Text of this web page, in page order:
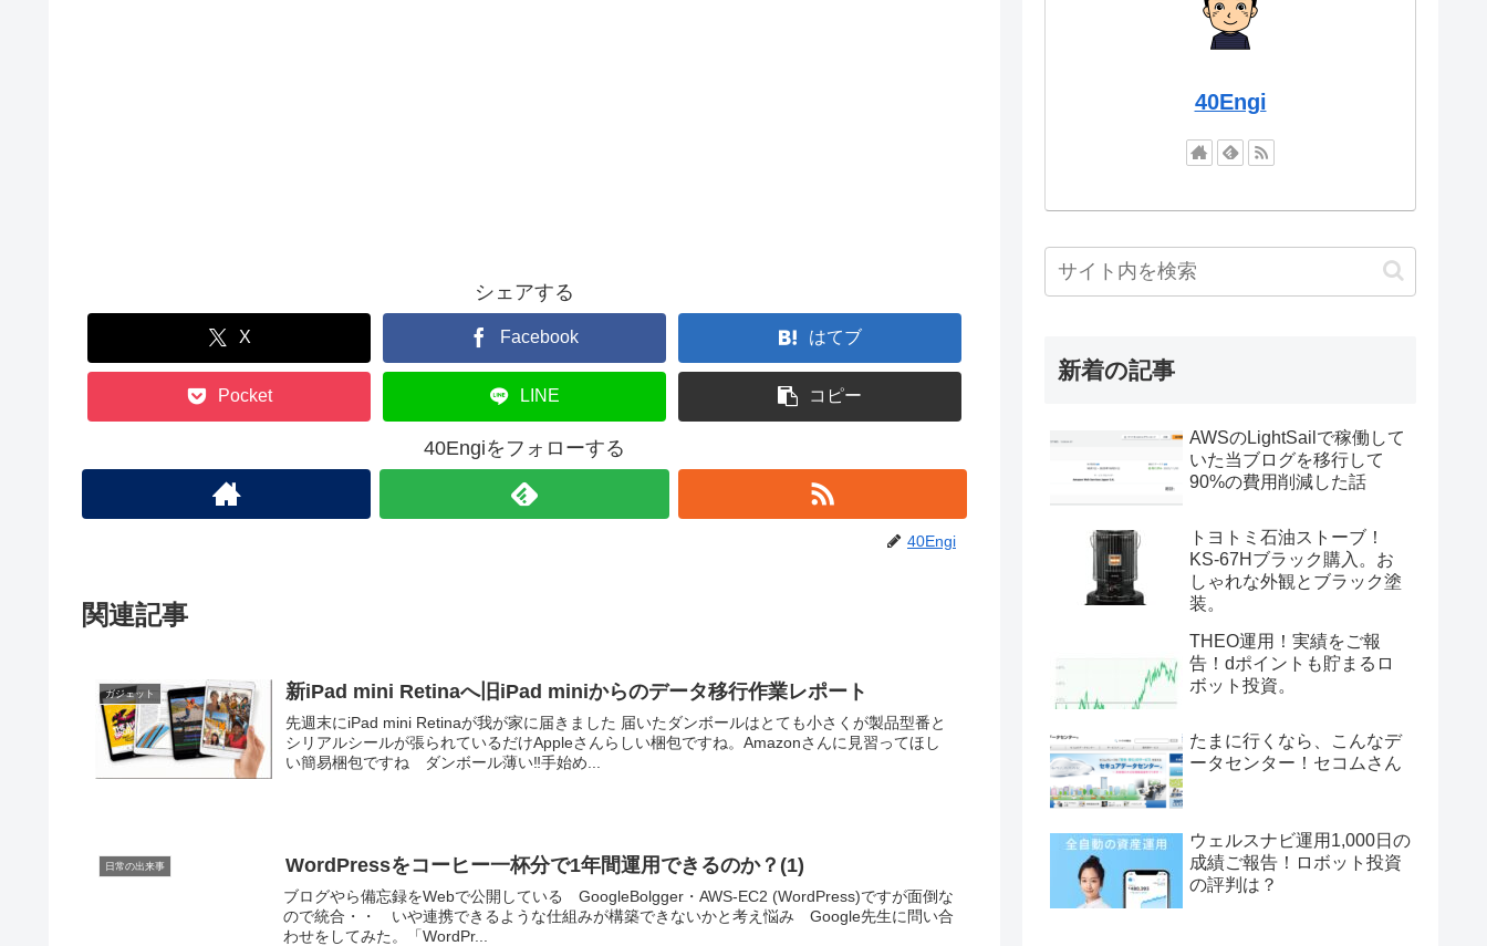
シェアする
X Facebook はてブ
Pocket LINE コピー
40Engiをフォローする
40Engi
関連記事
ガジェット 新iPad mini Retinaへ旧iPad miniからのデータ移行作業レポート
先週末にiPad mini Retinaが我が家に届きました 届いたダンボールはとても小さくが製品型番と
シリアルシールが張られているだけAppleさんらしい梱包ですね。Amazonさんに見習ってほし
い簡易梱包ですね ダンボール薄い‼︎手始め...
日常の出来事 WordPressをコーヒー一杯分で1年間運用できるのか？(1)
ブログやら備忘録をWebで公開している GoogleBolgger・AWS-EC2 (WordPress)ですが面倒な
ので統合・・ いや連携できるような仕組みが構築できないかと考え悩み Google先生に問い合
わせをしてみた。「WordPr...
40Engi
新着の記事
AWSのLightSailで稼働して
いた当ブログを移行して
90%の費用削減した話
トヨトミ石油ストーブ！
KS-67Hブラック購入。お
しゃれな外観とブラック塗
装。
THEO運用！実績をご報
告！dポイントも貯まるロ
ボット投資。
たまに行くなら、こんなデ
ータセンター！セコムさん
ウェルスナビ運用1,000日の
成績ご報告！ロボット投資
の評判は？